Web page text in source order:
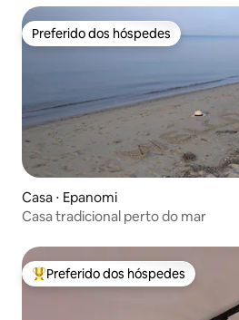
Preferido dos hóspedes
Preferido dos hóspedes
Casa ⋅ Epanomi
Casa tradicional perto do mar
Entre os melhores preferidos dos
Preferido dos hóspedes